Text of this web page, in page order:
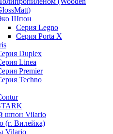
Шпон
Серия Legno
Серия Porta X
Duplex
Linea
Premier
Techno
шпон Vilario
(г. Вилейка)
Vilario